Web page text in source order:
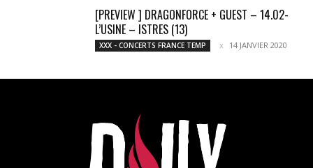
[PREVIEW ] DRAGONFORCE + GUEST – 14.02-
L’USINE – ISTRES (13)
XXX - CONCERTS FRANCE TEMP 14 JANVIER 2020